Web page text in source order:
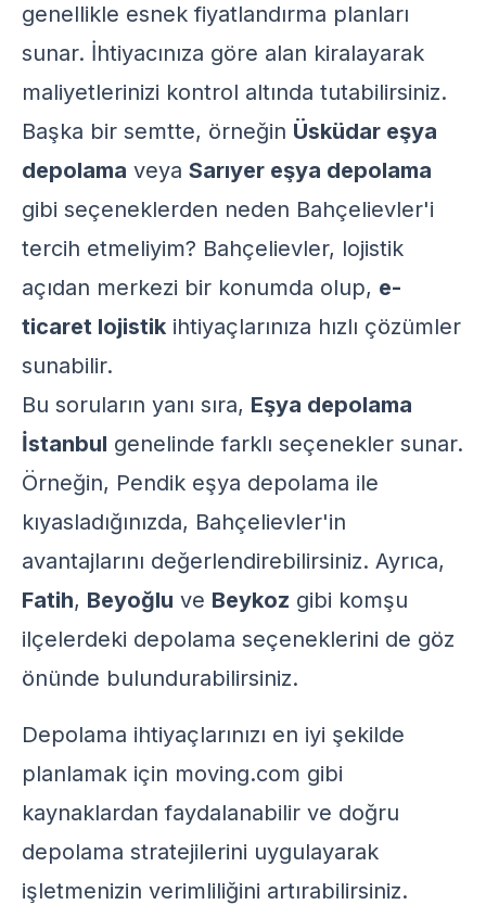
genellikle esnek fiyatlandırma planları
sunar. İhtiyacınıza göre alan kiralayarak
maliyetlerinizi kontrol altında tutabilirsiniz.
Başka bir semtte, örneğin Üsküdar eşya
depolama veya Sarıyer eşya depolama
gibi seçeneklerden neden Bahçelievler'i
tercih etmeliyim? Bahçelievler, lojistik
açıdan merkezi bir konumda olup, e-
ticaret lojistik ihtiyaçlarınıza hızlı çözümler
sunabilir.
Bu soruların yanı sıra, Eşya depolama
İstanbul genelinde farklı seçenekler sunar.
Örneğin, Pendik eşya depolama ile
kıyasladığınızda, Bahçelievler'in
avantajlarını değerlendirebilirsiniz. Ayrıca,
Fatih, Beyoğlu ve Beykoz gibi komşu
ilçelerdeki depolama seçeneklerini de göz
önünde bulundurabilirsiniz.
Depolama ihtiyaçlarınızı en iyi şekilde
planlamak için moving.com gibi
kaynaklardan faydalanabilir ve doğru
depolama stratejilerini uygulayarak
işletmenizin verimliliğini artırabilirsiniz.